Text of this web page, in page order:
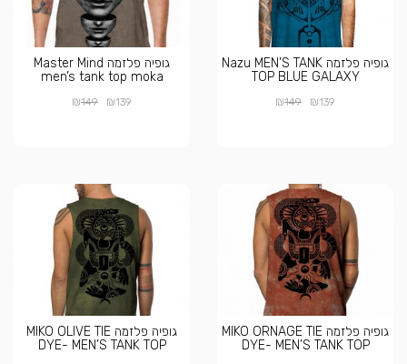
גופיה פלזמה Nazu MEN’S TANK
TOP BLUE GALAXY
₪139
₪149
גופיה פלזמה Master Mind
men’s tank top moka
₪139
₪149
גופיה פלזמה MIKO ORNAGE TIE
DYE- MEN’S TANK TOP
גופיה פלזמה MIKO OLIVE TIE
DYE- MEN’S TANK TOP